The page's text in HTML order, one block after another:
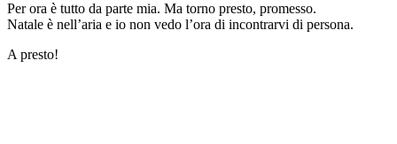
Per ora è tutto da parte mia. Ma torno presto, promesso.
Natale è nell’aria e io non vedo l’ora di incontrarvi di persona.
A presto!